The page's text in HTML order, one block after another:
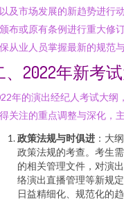
及市场发展的新趋势进行
布或原有条例进行重大修
从业人员掌握最新的规范与
、2022年新考
年的演出经纪人考试大纲
关注的重点调整与深化，
政策法规与时俱进 ：大
政策法规的考查。考生
的相关管理文件，对演
络演出直播管理等新规
日益精细化、规范化的趋